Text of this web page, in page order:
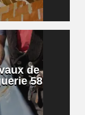
de
58